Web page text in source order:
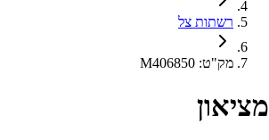
רשתות צל
מק"ט:
M406850
מציאון